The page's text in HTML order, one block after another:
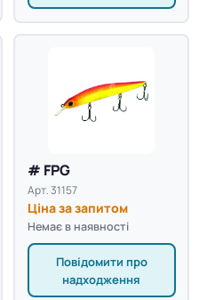
# FPG
Арт. 31157
Ціна за запитом
Немає в наявності
Повідомити про
надходження